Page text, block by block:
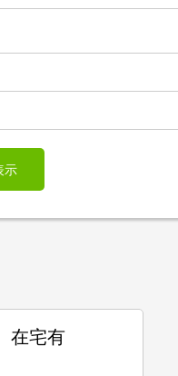
示
在宅有